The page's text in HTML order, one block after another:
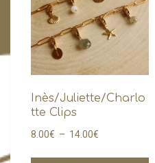
Inès/Juliette/Charlo
tte Clips
8.00€ – 14.00€
Ce